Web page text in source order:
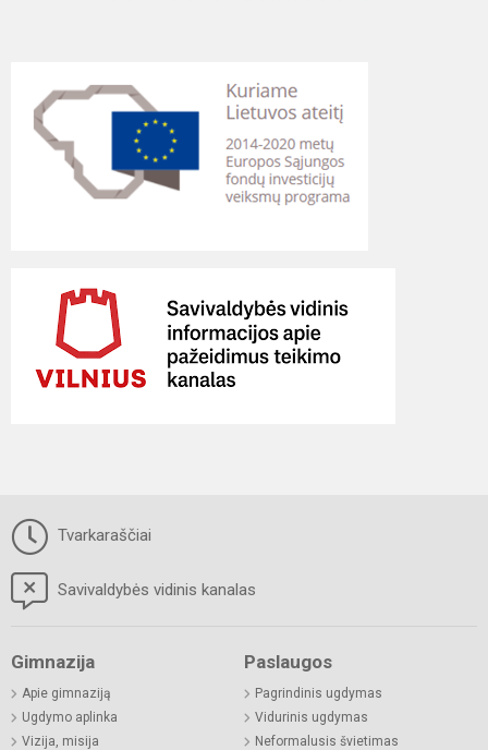
Tvarkaraščiai
Savivaldybės vidinis kanalas
Gimnazija
Apie gimnaziją
Ugdymo aplinka
Vizija, misija
Paslaugos
Pagrindinis ugdymas
Vidurinis ugdymas
Neformalusis švietimas